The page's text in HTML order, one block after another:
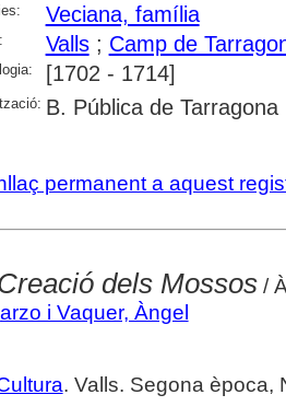
Veciana, família
Valls; Camp de
[1702 - 1714]
B. Pública de Tarragona
permanent a aquest
dels Mossos/
i Vaquer, Àngel
. Valls. Segona època,